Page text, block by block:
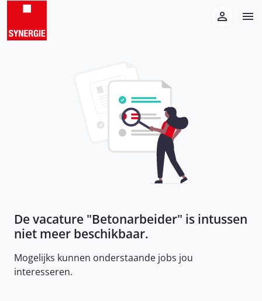
De vacature "Betonarbeider" is intussen
niet meer beschikbaar.
Mogelijks kunnen onderstaande jobs jou
interesseren.